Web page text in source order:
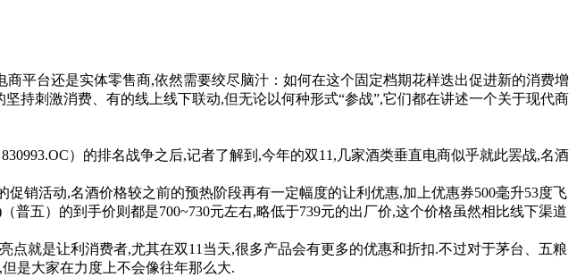
台还是实体零售商,依然需要绞尽脑汁：如何在这个固定档期花样迭出促进新的消费增
持刺激消费、有的线上线下联动,但无论以何种形式“参战”,它们都在讲述一个关于现代商
）的排名战争之后,记者了解到,今年的双11,几家酒类垂直电商似乎就此罢战,名酒
活动,名酒价格较之前的预热阶段再有一定幅度的让利优惠,加上优惠券500毫升53度飞
普五）的到手价则都是700~730元左右,略低于739元的出厂价,这个价格虽然相比线下渠道
就是让利消费者,尤其在双11当天,很多产品会有更多的优惠和折扣.不过对于茅台、五粮
是大家在力度上不会像往年那么大.